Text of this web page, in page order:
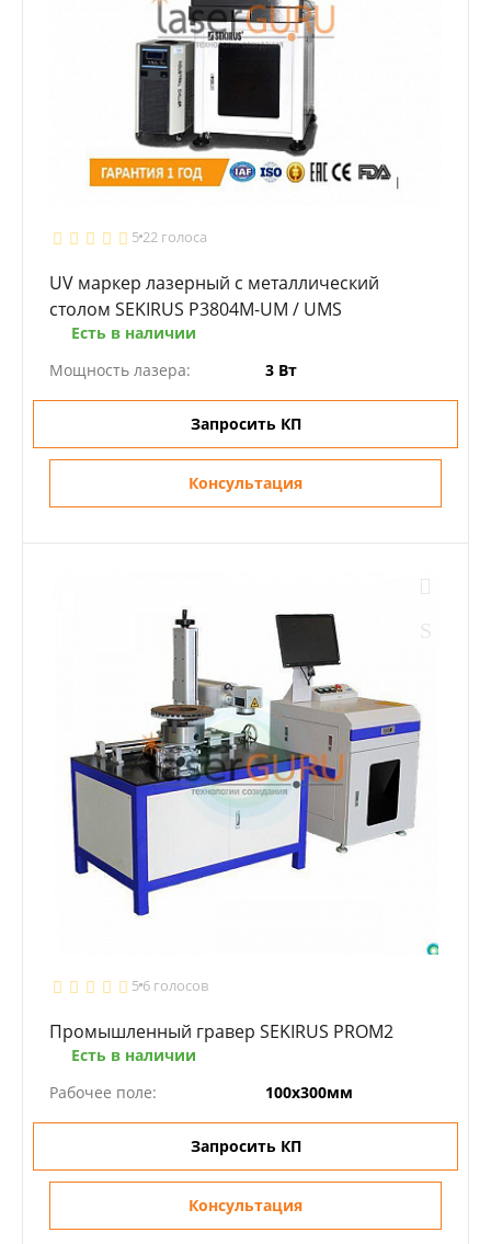
522 голоса
UV маркер лазерный с металлический
столом SEKIRUS P3804M-UM / UMS
Есть в наличии
Мощность лазера:
3 Вт
Запросить КП
Консультация
5 6 голосов
Промышленный гравер SEKIRUS PROM2
Есть в наличии
Рабочее поле:
100х300мм
Запросить КП
Консультация